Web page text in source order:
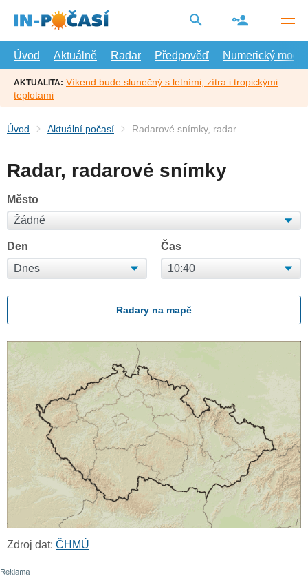
hlavní
Úvod
Aktuálně Radar Předpověď Numerický model
AKTUALITA: Víkend bude slunečný s letními, zítra i tropickými
teplotami
Úvod Aktuální počasí Radarové snímky, radar
Radar, radarové snímky
Město
Den Čas
Radary na mapě
Zdroj dat: ČHMÚ